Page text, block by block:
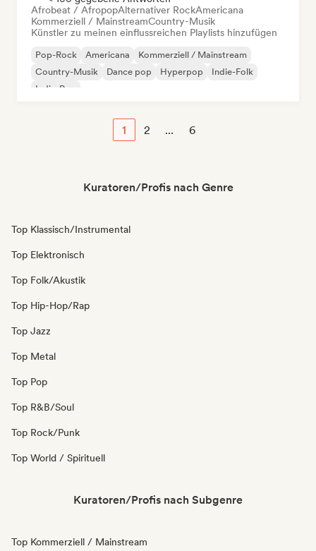
Afrobeat / AfropopAlternativer RockAmericana
Kommerziell / MainstreamCountry-Musik
Künstler zu meinen einflussreichen Playlists hinzufügen
Pop-Rock Americana
Kommerziell / Mainstream
Country-Musik
Dance pop Hyperpop
Indie-Folk
Indie-Pop
1 2 ... 6
Kuratoren/Profis nach Genre
Top Klassisch/Instrumental
Top Elektronisch
Top Folk/Akustik
Top Hip-Hop/Rap
Top Jazz
Top Metal
Top Pop
Top R&B/Soul
Top Rock/Punk
Top World / Spirituell
Kuratoren/Profis nach Subgenre
Top Kommerziell / Mainstream